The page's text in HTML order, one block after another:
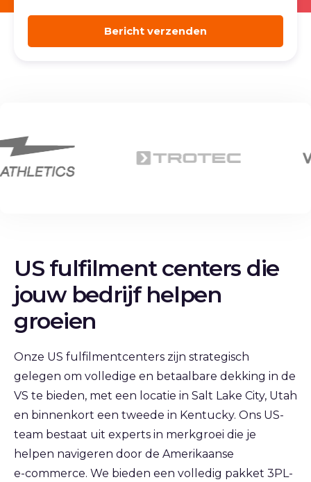
US fulfilment centers die
jouw bedrijf helpen
groeien
Onze US fulfilmentcenters zijn strategisch
gelegen om volledige en betaalbare dekking in de
VS te bieden, met een locatie in Salt Lake City, Utah
en binnenkort een tweede in Kentucky. Ons US-
team bestaat uit experts in merkgroei die je
helpen navigeren door de Amerikaanse
e‑commerce. We bieden een volledig pakket 3PL-